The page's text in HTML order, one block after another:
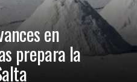
en
prepara la